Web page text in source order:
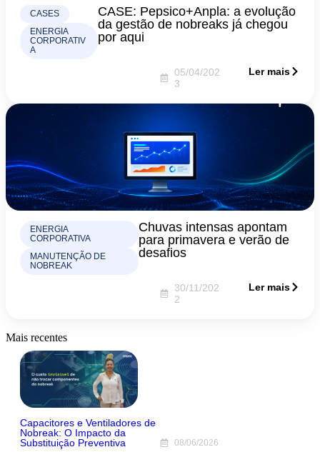
CASES
ENERGIA
CORPORATIV
A
CASE: Pepsico+Anpla: a evolução
da gestão de nobreaks já chegou
por aqui
05/04/202
3
Ler mais
ENERGIA
CORPORATIVA
MANUTENÇÃO DE
NOBREAK
Chuvas intensas apontam
para primavera e verão de
desafios
30/11/202
2
Ler mais
Mais recentes
Capacitores e Ventiladores de
Nobreak: O Impacto da
Substituição Preventiva
08/06/2026